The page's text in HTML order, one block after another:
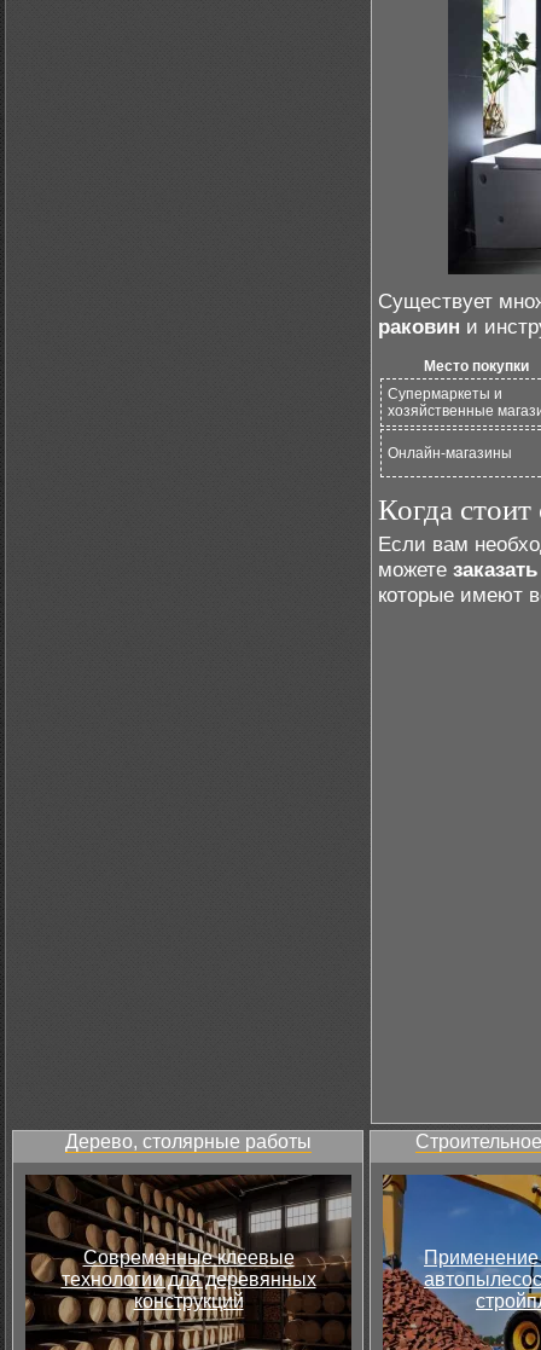
Существует
раковин и
Место покупки
Супермаркеты и
хозяйственные
Онлайн-магазины
Когда стоит
Если вам
можете
которые имеют
Дерево, столярные работы
Современные клеевые
технологии для деревянных
конструкций
Применение